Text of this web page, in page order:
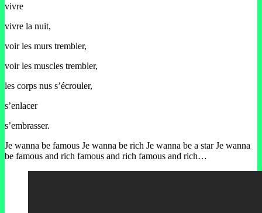
vivre
vivre la nuit,
voir les murs trembler,
voir les muscles trembler,
les corps nus s’écrouler,
s’enlacer
s’embrasser.
Je wanna be famous Je wanna be rich Je wanna be a star Je wanna
be famous and rich famous and rich famous and rich…